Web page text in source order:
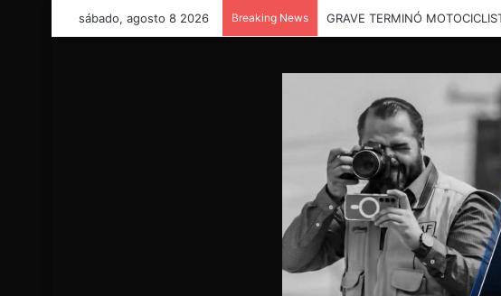
sábado, agosto 8 2026 Breaking News “Necesitamos una solución”: